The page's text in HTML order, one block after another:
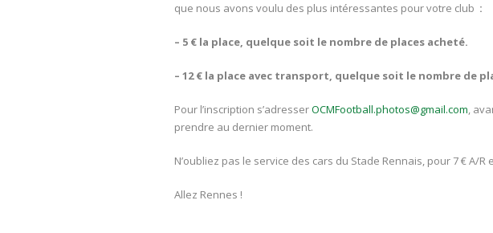
que nous avons voulu des plus intéressantes pour votre club :
– 5 € la place, quelque soit le nombre de places acheté.
– 12 € la place avec transport, quelque soit le nombre de
Pour l’inscription s’adresserOCMFootball.photos@gmail.com,
prendre au dernier moment.
N’oubliez pas le service des cars du Stade Rennais, pour 7 € A/
Allez Rennes !